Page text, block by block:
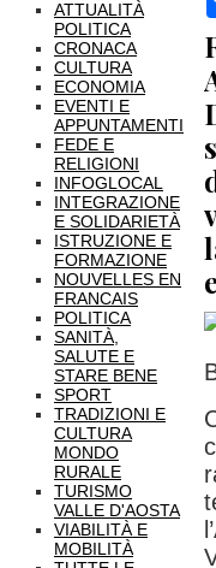
ATTUALITÀ
POLITICA
CRONACA
CULTURA
ECONOMIA
EVENTI E
APPUNTAMENTI
FEDE E
RELIGIONI
INFOGLOCAL
INTEGRAZIONE
E SOLIDARIETÀ
ISTRUZIONE E
FORMAZIONE
NOUVELLES EN
FRANCAIS
POLITICA
SANITÀ,
SALUTE E
STARE BENE
SPORT
TRADIZIONI E
CULTURA
MONDO
RURALE
TURISMO
VALLE D'AOSTA
VIABILITÀ E
MOBILITÀ